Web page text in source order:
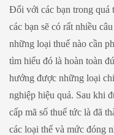
Đối với các bạn trong quá
các bạn sẽ có rất nhiều
những loại thuế nào cần
tìm hiểu đó là hoàn toàn
hướng được những loại
nghiệp hiệu quả. Sau khi
cấp mã số thuế tức là đã
các loại thế và mức đóng